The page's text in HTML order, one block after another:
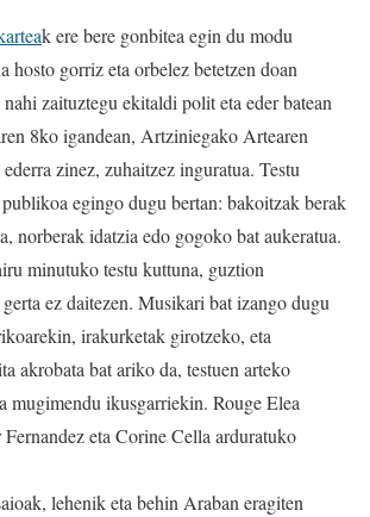
k ere bere gonbitea egin du modu
hosto gorriz eta orbelez betetzen doan
zaituztegu ekitaldi polit eta eder batean
8ko igandean, Artziniegako Artearen
zinez, zuhaitzez inguratua. Testu
egingo dugu bertan: bakoitzak berak
norberak idatzia edo gogoko bat aukeratua.
minutuko testu kuttuna, guztion
ez daitezen. Musikari bat izango dugu
irakurketak girotzeko, eta
akrobata bat ariko da, testuen arteko
mugimendu ikusgarriekin. Rouge Elea
eta Corine Cella arduratuko
lehenik eta behin Araban eragiten